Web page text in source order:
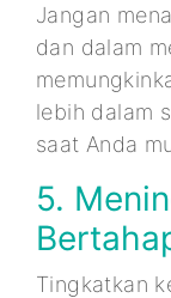
Jangan
dan dalam
lebih dalam
saat Anda
5.
Tingkatkan